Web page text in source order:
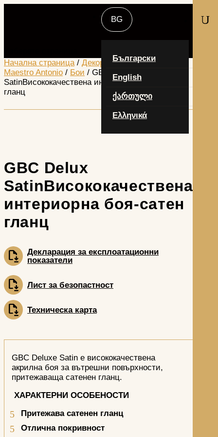
Български
English
ქართული
Ελληνικά
U
Начална страница/ Декоративни продукти -
Maestro Antonio / Бои / GBC Delux
SatinВисококачествена интериорна боя-сатен
гланц
GBC Delux
SatinВисококачествена
интериорна боя-сатен
гланц
Декларация за експлоатационни
показатели
Лист за безопастност
Техническа карта
GBC Deluxе Satin е висококачествена
акрилна боя за вътрешни повърхности,
притежаваща сатенен гланц.
ХАРАКТЕРНИ ОСОБЕНОСТИ
Притежава сатенен гланц
Отлична покривност